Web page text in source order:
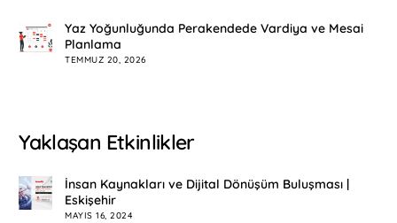
Yaz Yoğunluğunda Perakendede Vardiya ve Mesai
Planlama
TEMMUZ 20, 2026
Yaklaşan Etkinlikler
İnsan Kaynakları ve Dijital Dönüşüm Buluşması |
Eskişehir
MAYIS 16, 2024